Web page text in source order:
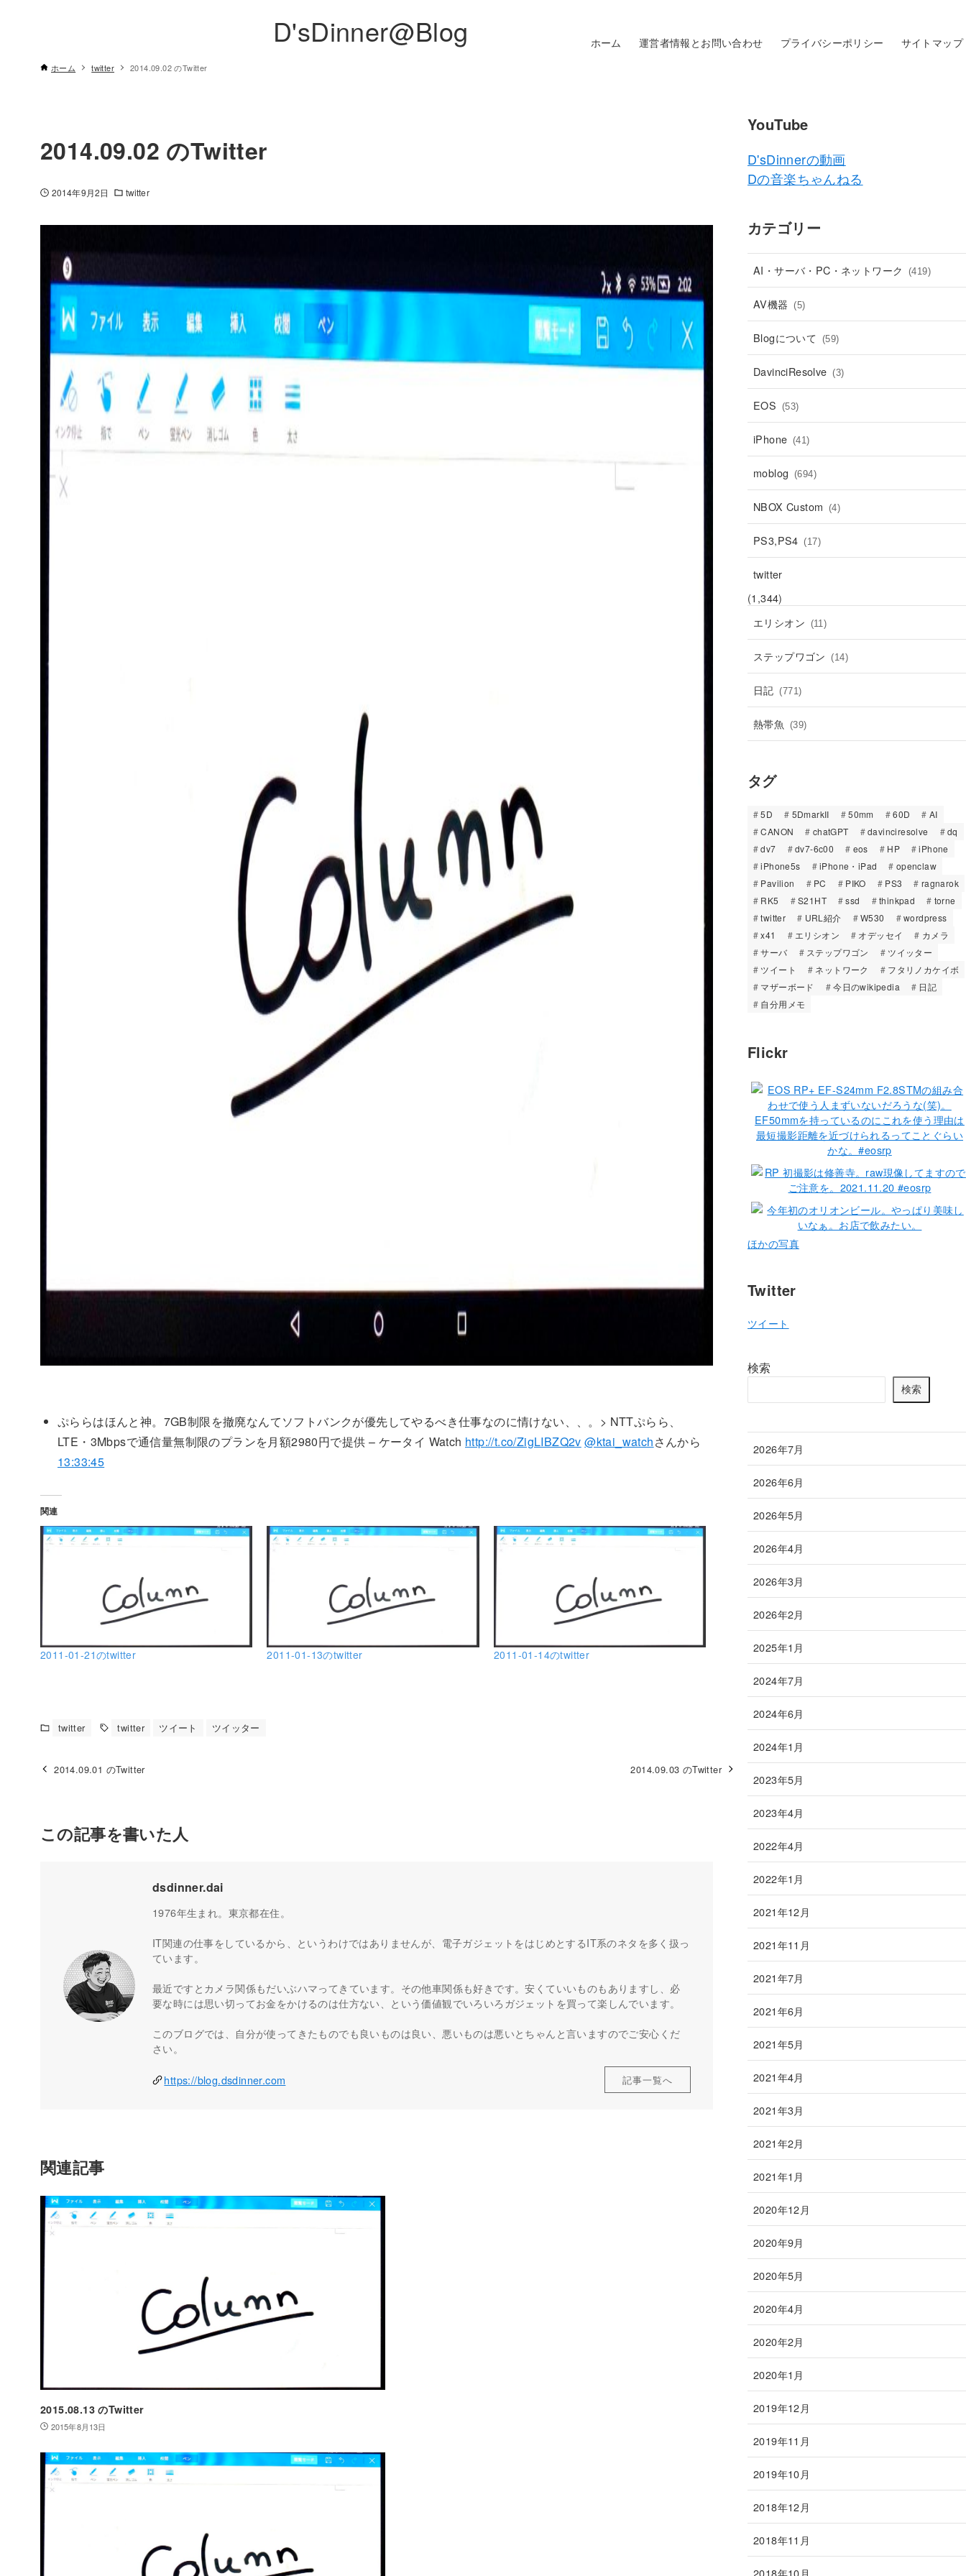
D'sDinner@Blog ホーム 運営者情報とお問い合わせ プライバシーポリシー サイトマップ
ホーム twitter 2014.09.02 のTwitter
2014.09.02 のTwitter
2014年9月2日 twitter
ぷららはほんと神。7GB制限を撤廃なんてソフトバンクが優先してやるべき仕事なのに情けない、、。> NTTぷらら、
LTE・3Mbpsで通信量無制限のプランを月額2980円で提供 – ケータイ Watch http://t.co/ZigLIBZQ2v @ktai_watchさんから
13:33:45
関連
2011-01-21のtwitter 2011-01-13のtwitter 2011-01-14のtwitter
twitter twitter ツイート ツイッター
2014.09.01 のTwitter 2014.09.03 のTwitter
この記事を書いた人
dsdinner.dai
1976年生まれ。東京都在住。
IT関連の仕事をしているから、というわけではありませんが、電子ガジェットをはじめとするIT系のネタを多く扱っ
ています。
最近ですとカメラ関係もだいぶハマってきています。その他車関係も好きです。安くていいものもありますし、必
要な時には思い切ってお金をかけるのは仕方ない、という価値観でいろいろガジェットを買って楽しんでいます。
このブログでは、自分が使ってきたものでも良いものは良い、悪いものは悪いとちゃんと言いますのでご安心くだ
さい。
https://blog.dsdinner.com 記事一覧へ
関連記事
2015.08.13 のTwitter
2015年8月13日
YouTube
D'sDinnerの動画
Dの音楽ちゃんねる
カテゴリー
AI・サーバ・PC・ネットワーク (419)
AV機器 (5)
Blogについて (59)
DavinciResolve (3)
EOS (53)
iPhone (41)
moblog (694)
NBOX Custom (4)
PS3,PS4 (17)
twitter
(1,344)
エリシオン (11)
ステップワゴン (14)
日記 (771)
熱帯魚 (39)
タグ
5D 5DmarkII 50mm 60D
AI
CANON
chatGPT davinciresolve
dq
dv7
dv7-6c00 eos HP
iPhone
iPhone5s
iPhone・iPad
openclaw
Pavilion
PC PIKO PS3
ragnarok
RK5
S21HT ssd thinkpad
torne
twitter
URL紹介 W530
wordpress
x41
エリシオン オデッセイ
カメラ
サーバ
ステップワゴン
ツイッター
ツイート
ネットワーク
フタリノカケイボ
マザーボード
今日のwikipedia
日記
自分用メモ
Flickr
ほかの写真
Twitter
ツイート
検索
検索
2026年7月
2026年6月
2026年5月
2026年4月
2026年3月
2026年2月
2025年1月
2024年7月
2024年6月
2024年1月
2023年5月
2023年4月
2022年4月
2022年1月
2021年12月
2021年11月
2021年7月
2021年6月
2021年5月
2021年4月
2021年3月
2021年2月
2021年1月
2020年12月
2020年9月
2020年5月
2020年4月
2020年2月
2020年1月
2019年12月
2019年11月
2019年10月
2018年12月
2018年11月
2018年10月